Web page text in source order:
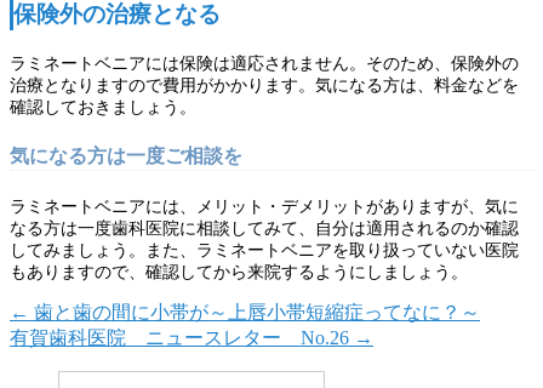
保険外の治療となる
ラミネートベニアには保険は適応されません。そのため、保険外の
治療となりますので費用がかかります。気になる方は、料金などを
確認しておきましょう。
気になる方は一度ご相談を
ラミネートベニアには、メリット・デメリットがありますが、気に
なる方は一度歯科医院に相談してみて、自分は適用されるのか確認
してみましょう。また、ラミネートベニアを取り扱っていない医院
もありますので、確認してから来院するようにしましょう。
← 歯と歯の間に小帯が～上唇小帯短縮症ってなに？～
有賀歯科医院 ニュースレター No.26 →